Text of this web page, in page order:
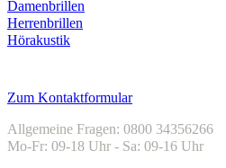
Damenbrillen
Herrenbrillen
Hörakustik
Zum Kontaktformular
Allgemeine Fragen: 0800 34356266
Mo-Fr: 09-18 Uhr - Sa: 09-16 Uhr